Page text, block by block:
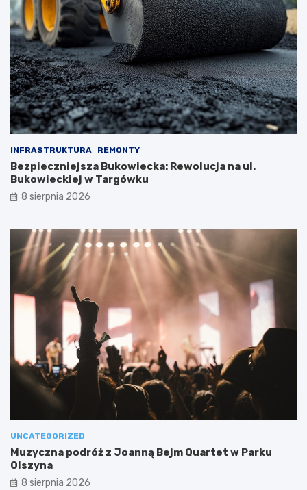
INFRASTRUKTURA REMONTY
Bezpieczniejsza Bukowiecka: Rewolucja na ul.
Bukowieckiej w Targówku
8 sierpnia 2026
UNCATEGORIZED
Muzyczna podróż z Joanną Bejm Quartet w Parku
Olszyna
8 sierpnia 2026